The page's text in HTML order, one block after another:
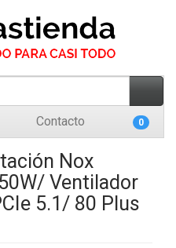
Contacto 0
Nox
Ventilador
5.1/ 80 Plus